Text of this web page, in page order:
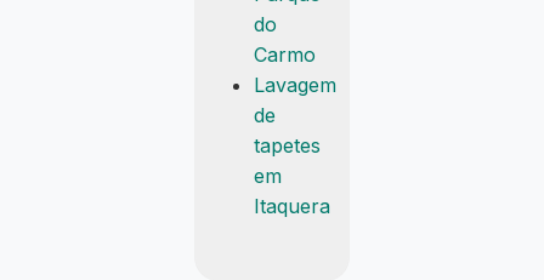
do
Carmo
Lavagem
de
tapetes
em
Itaquera